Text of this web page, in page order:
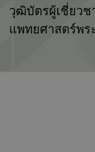
วุฒิบัตรผู้เชี่ยวช
แพทยศาสตร์พร